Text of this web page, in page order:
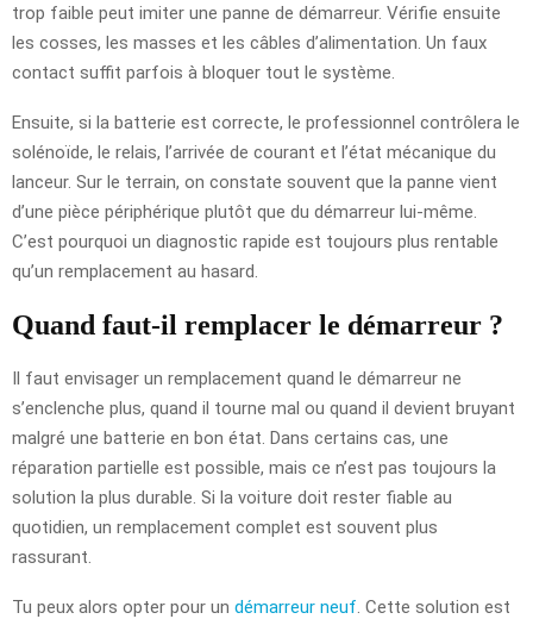
trop faible peut imiter une panne de démarreur. Vérifie ensuite
les cosses, les masses et les câbles d’alimentation. Un faux
contact suffit parfois à bloquer tout le système.
Ensuite, si la batterie est correcte, le professionnel contrôlera le
solénoïde, le relais, l’arrivée de courant et l’état mécanique du
lanceur. Sur le terrain, on constate souvent que la panne vient
d’une pièce périphérique plutôt que du démarreur lui-même.
C’est pourquoi un diagnostic rapide est toujours plus rentable
qu’un remplacement au hasard.
Quand faut-il remplacer le démarreur ?
Il faut envisager un remplacement quand le démarreur ne
s’enclenche plus, quand il tourne mal ou quand il devient bruyant
malgré une batterie en bon état. Dans certains cas, une
réparation partielle est possible, mais ce n’est pas toujours la
solution la plus durable. Si la voiture doit rester fiable au
quotidien, un remplacement complet est souvent plus
rassurant.
Tu peux alors opter pour un démarreur neuf . Cette solution est